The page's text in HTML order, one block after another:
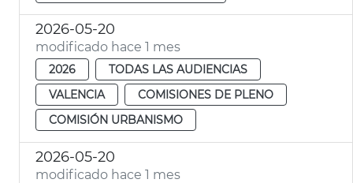
2026-05-20
modificado hace 1 mes
2026
TODAS LAS AUDIENCIAS
VALENCIA
COMISIONES DE PLENO
COMISIÓN URBANISMO
2026-05-20
modificado hace 1 mes